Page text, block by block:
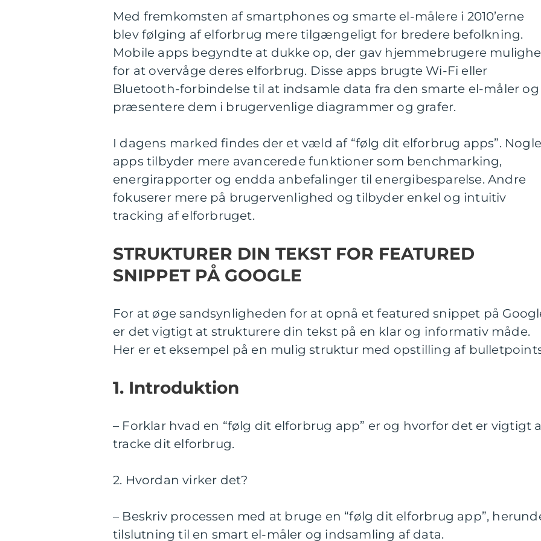
Med fremkomsten af smartphones og smarte el-målere i 2010’erne
blev følging af elforbrug mere tilgængeligt for bredere befolkning.
Mobile apps begyndte at dukke op, der gav hjemmebrugere
for at overvåge deres elforbrug. Disse apps brugte Wi-Fi eller
Bluetooth-forbindelse til at indsamle data fra den smarte el-måler og
præsentere dem i brugervenlige diagrammer og grafer.
I dagens marked findes der et væld af “følg dit elforbrug apps”.
apps tilbyder mere avancerede funktioner som benchmarking,
energirapporter og endda anbefalinger til energibesparelse. Andre
fokuserer mere på brugervenlighed og tilbyder enkel og intuitiv
tracking af elforbruget.
STRUKTURER DIN TEKST FOR FEATURED
SNIPPET PÅ GOOGLE
For at øge sandsynligheden for at opnå et featured snippet på
er det vigtigt at strukturere din tekst på en klar og informativ måde.
Her er et eksempel på en mulig struktur med opstilling af
1. Introduktion
– Forklar hvad en “følg dit elforbrug app” er og hvorfor det er vigtigt
tracke dit elforbrug.
2. Hvordan virker det?
– Beskriv processen med at bruge en “følg dit elforbrug app”,
tilslutning til en smart el-måler og indsamling af data.